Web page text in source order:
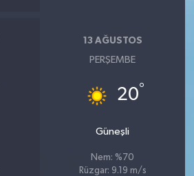
13 AĞUSTOS
PERŞEMBE
20°
Güneşli
Nem: %70
Rüzgar: 9.19 m/s